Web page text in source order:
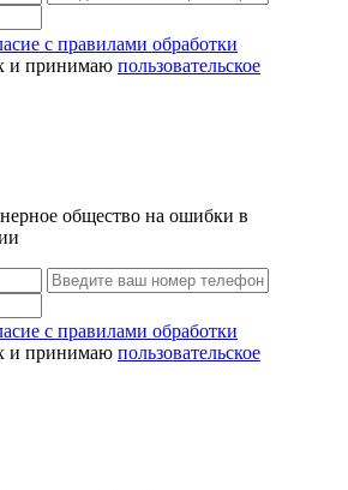
с правилами обработки
и принимаю пользовательское
общество на ошибки в
с правилами обработки
и принимаю пользовательское